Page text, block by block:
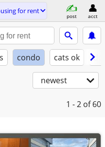
for rent
post acct
condo cats ok
newest
1 - 2 of 60